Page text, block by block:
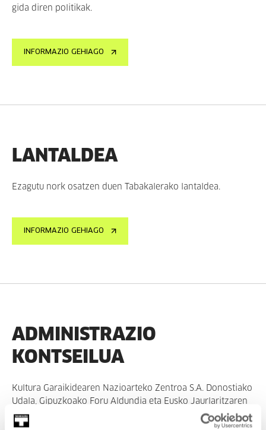
gida diren politikak.
INFORMAZIO GEHIAGO
LANTALDEA
Ezagutu nork osatzen duen Tabakalerako lantaldea.
INFORMAZIO GEHIAGO
ADMINISTRAZIO
KONTSEILUA
Kultura Garaikidearen Nazioarteko Zentroa S.A. Donostiako
Udala, Gipuzkoako Foru Aldundia eta Eusko Jaurlaritzaren
artean eratutako izaera publikoa duen elkarte anonimoa da.
Bere gobernu organo gorena aipatutako erakunde